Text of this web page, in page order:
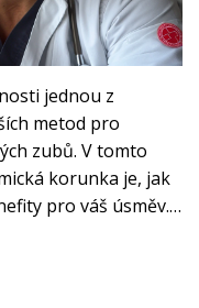
jednou z
metod pro
zubů. V tomto
korunka je, jak
pro váš úsměv.
korunek a
vydržely co nejdéle.